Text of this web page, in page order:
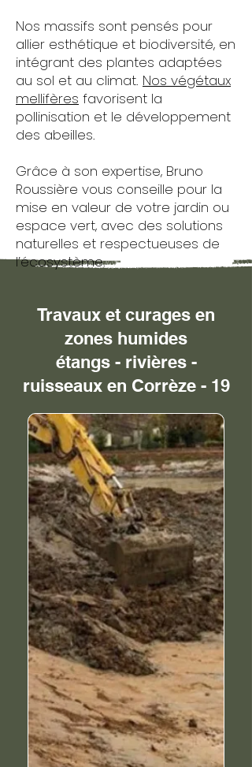
Nos massifs sont pensés pour
allier esthétique et biodiversité, en
intégrant des plantes adaptées
au sol et au climat. Nos végétaux
mellifères favorisent la
pollinisation et le développement
des abeilles.
​Grâce à son expertise, Bruno
Roussière vous conseille pour la
mise en valeur de votre jardin ou
espace vert, avec des solutions
naturelles et respectueuses de
l’écosystème.
Travaux et curages en
zones humides
étangs - rivières -
ruisseaux en Corrèze - 19